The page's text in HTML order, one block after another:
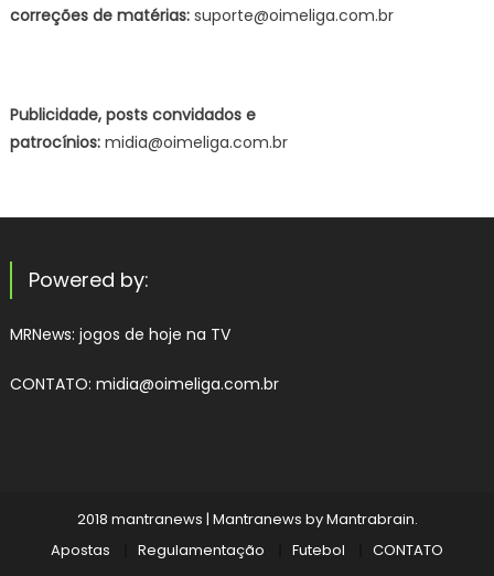
correções de matérias:suporte@oimeliga.com.br
Publicidade, posts convidados e
patrocínios:midia@oimeliga.com.br
Powered by:
MRNews: jogos de hoje na TV
CONTATO: midia@oimeliga.com.br
2018 mantranews | Mantranews byMantrabrain.
Apostas
Regulamentação Futebol CONTATO